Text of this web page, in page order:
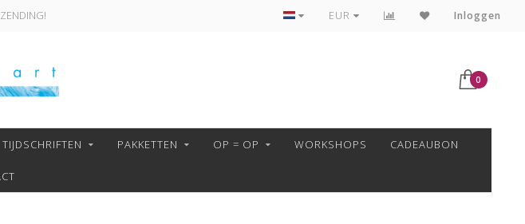
VEILIG BETALEN MET MOLLIE!
EUR Inloggen
0
TIJDSCHRIFTEN PAKKETTEN OP = OP WORKSHOPS CADEAUBON